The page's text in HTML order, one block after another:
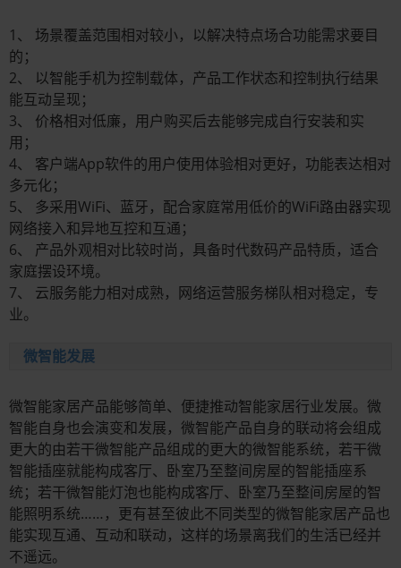
1、 场景覆盖范围相对较小，以解决特点场合功能需求要目
的；
2、 以智能手机为控制载体，产品工作状态和控制执行结果
能互动呈现；
3、 价格相对低廉，用户购买后去能够完成自行安装和实
用；
4、 客户端App软件的用户使用体验相对更好，功能表达相对
多元化；
5、 多采用WiFi、蓝牙，配合家庭常用低价的WiFi路由器实现
网络接入和异地互控和互通；
6、 产品外观相对比较时尚，具备时代数码产品特质，适合
家庭摆设环境。
7、 云服务能力相对成熟，网络运营服务梯队相对稳定，专
业。
微智能发展
微智能家居产品能够简单、便捷推动智能家居行业发展。微
智能自身也会演变和发展，微智能产品自身的联动将会组成
更大的由若干微智能产品组成的更大的微智能系统，若干微
智能插座就能构成客厅、卧室乃至整间房屋的智能插座系
统；若干微智能灯泡也能构成客厅、卧室乃至整间房屋的智
能照明系统……，更有甚至彼此不同类型的微智能家居产品也
能实现互通、互动和联动，这样的场景离我们的生活已经并
不遥远。